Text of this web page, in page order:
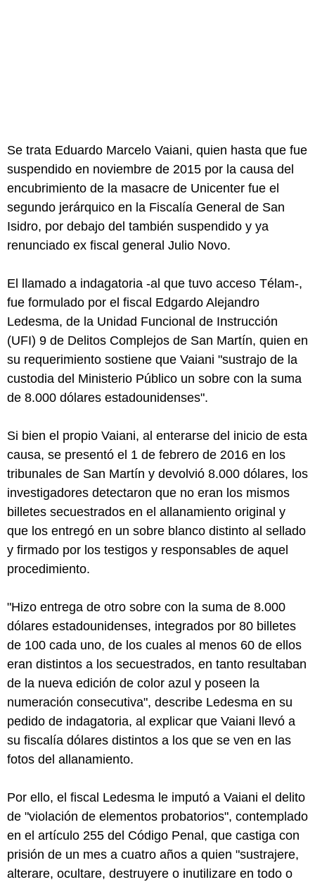
Se trata Eduardo Marcelo Vaiani, quien hasta que fue
suspendido en noviembre de 2015 por la causa del
encubrimiento de la masacre de Unicenter fue el
segundo jerárquico en la Fiscalía General de San
Isidro, por debajo del también suspendido y ya
renunciado ex fiscal general Julio Novo.
El llamado a indagatoria -al que tuvo acceso Télam-,
fue formulado por el fiscal Edgardo Alejandro
Ledesma, de la Unidad Funcional de Instrucción
(UFI) 9 de Delitos Complejos de San Martín, quien en
su requerimiento sostiene que Vaiani "sustrajo de la
custodia del Ministerio Público un sobre con la suma
de 8.000 dólares estadounidenses".
Si bien el propio Vaiani, al enterarse del inicio de esta
causa, se presentó el 1 de febrero de 2016 en los
tribunales de San Martín y devolvió 8.000 dólares, los
investigadores detectaron que no eran los mismos
billetes secuestrados en el allanamiento original y
que los entregó en un sobre blanco distinto al sellado
y firmado por los testigos y responsables de aquel
procedimiento.
"Hizo entrega de otro sobre con la suma de 8.000
dólares estadounidenses, integrados por 80 billetes
de 100 cada uno, de los cuales al menos 60 de ellos
eran distintos a los secuestrados, en tanto resultaban
de la nueva edición de color azul y poseen la
numeración consecutiva", describe Ledesma en su
pedido de indagatoria, al explicar que Vaiani llevó a
su fiscalía dólares distintos a los que se ven en las
fotos del allanamiento.
Por ello, el fiscal Ledesma le imputó a Vaiani el delito
de "violación de elementos probatorios", contemplado
en el artículo 255 del Código Penal, que castiga con
prisión de un mes a cuatro años a quien "sustrajere,
alterare, ocultare, destruyere o inutilizare en todo o